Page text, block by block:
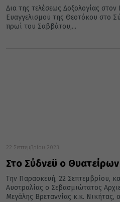
Δια της τελέσεως Δοξολογίας
Ευαγγελισμού της Θεοτόκου στο
πρωί του Σαββάτου,...
22 Σεπτεμβρίου 2023
Στο Σύδνεϋ ο
Την Παρασκευή, 22 Σεπτεμβρίου,
Αυστραλίας ο Σεβασμιώτατος
Μεγάλης Βρεταννίας κ.κ. Νικήτας,